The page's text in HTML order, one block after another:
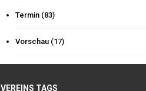
Termin (83)
Vorschau (17)
VEREINS TAGS